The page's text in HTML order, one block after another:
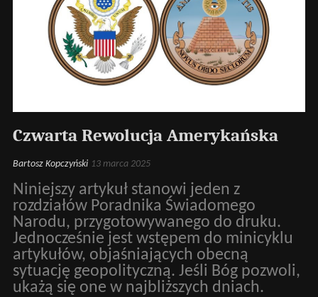
Czwarta Rewolucja Amerykańska
Bartosz Kopczyński 13 marca 2025
Niniejszy artykuł stanowi jeden z
rozdziałów Poradnika Świadomego
Narodu, przygotowywanego do druku.
Jednocześnie jest wstępem do minicyklu
artykułów, objaśniających obecną
sytuację geopolityczną. Jeśli Bóg pozwoli,
ukażą się one w najbliższych dniach.